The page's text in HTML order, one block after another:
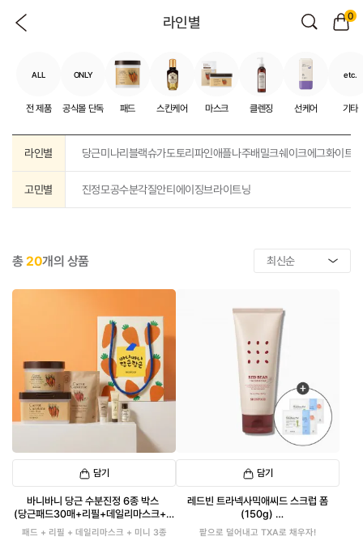
라인별 0
ALL
전 제품
ONLY
공식몰 단독 패드 스킨케어 마스크 클렌징 선케어
etc.
기타
라인별 당근미나리블랙슈가도토리파인애플나주배밀크쉐이크에그화이트
고민별 진정모공수분각질안티에이징브라이트닝
총20개의 상품
담기
바니바니 당근 수분진정 6종 박스
(당근패드30매+리필+데일리마스크+미
니3종)
패드 + 리필 + 데일리마스크 + 미니 3종
담기
레드빈 트라넥사믹애씨드 스크럽 폼
(150g)
(패드 6매입 증정)
팥으로 덜어내고 TXA로 채우자!